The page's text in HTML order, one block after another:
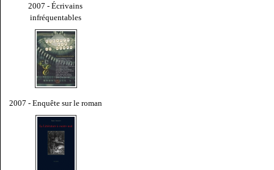
2007 - Écrivains
infréquentables
2007 - Enquête sur le roman